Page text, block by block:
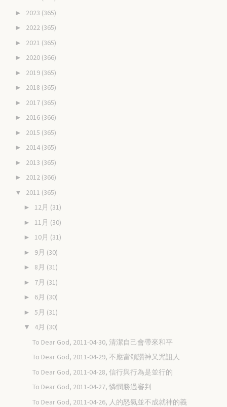
► 2023 (365)
► 2022 (365)
► 2021 (365)
► 2020 (366)
► 2019 (365)
► 2018 (365)
► 2017 (365)
► 2016 (366)
► 2015 (365)
► 2014 (365)
► 2013 (365)
► 2012 (366)
▼ 2011 (365)
► 12月 (31)
► 11月 (30)
► 10月 (31)
► 9月 (30)
► 8月 (31)
► 7月 (31)
► 6月 (30)
► 5月 (31)
▼ 4月 (30)
To Dear God, 2011-04-30, 清潔自己會帶來和平
To Dear God, 2011-04-29, 不應當頌讚神又咒詛人
To Dear God, 2011-04-28, 信行與行為是並行的
To Dear God, 2011-04-27, 憐憫勝過審判
To Dear God, 2011-04-26, 人的怒氣並不成就神的義